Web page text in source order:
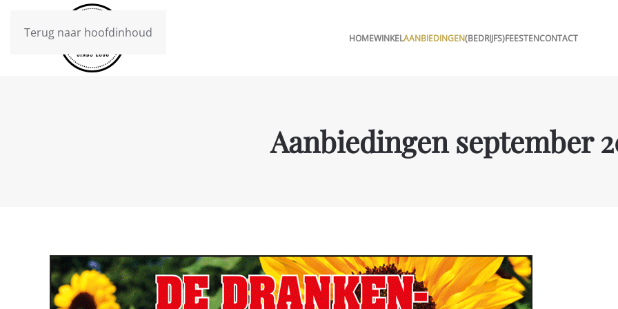
Terug naar hoofdinhoud HOMEWINKELAANBIEDINGEN(BEDRIJFS)FEESTENCONTACT
Aanbiedingen september